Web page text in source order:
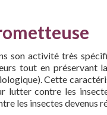
son activité très
tout en préservant
Cette
lutter contre les
les insectes devenus